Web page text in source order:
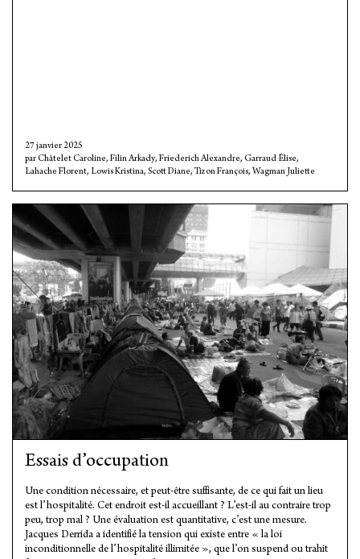
27 janvier 2025
Châtelet Caroline, Filin Arkady, Friederich Alexandre, Garraud Élise,
Lahache Florent, Lowis Kristina, Scott Diane, Tizon François, Wagman Juliette
Essais d’occupation
Une condition nécessaire, et peut-être suffisante, de ce qui fait un lieu
est l’hospitalité. Cet endroit est-il accueillant ? L’est-il au contraire trop
peu, trop mal ? Une évaluation est quantitative, c’est une mesure.
Jacques Derrida a identifié la tension qui existe entre « la loi
inconditionnelle de l’hospitalité illimitée », que l’on suspend ou trahit